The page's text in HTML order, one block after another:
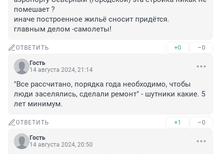
помешает ?
иначе построенное жильё сносит придётся.
главным делом -самолеты!
ОТВЕТИТЬ +0 –0
Гость
14 августа 2024, 21:14
"Все рассчитано, порядка года необходимо, чтобы
люди заселялись, сделали ремонт" - шутники какие. 5
лет минимум.
ОТВЕТИТЬ +1 –0
Гость
14 августа 2024, 20:50